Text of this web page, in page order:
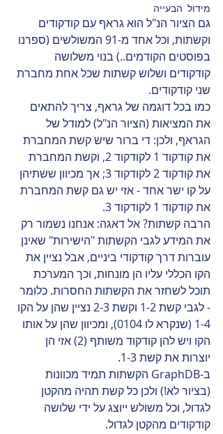
מידול הבעייה
גם הציור הנ"ל הוא גראף עם קודקודים
וקשתות, וכל אחד מ-91 המשולשים (ספרנו
בפוסטים הקודמים..) בנוי משלושה
קודקודים ושלוש קשתות שכל אחת מחברת
שני קודקודים.
כמו בכל דוגמה של גראף, צריך להתאים
את המציאות (הציור הנ"ל) למודל של
הגראף, ולכן: די ברור שיש קשת המחברת
את קודקוד 1 לקודקוד 2, וקשת המחברת
את קודקוד 2 לקודקוד 3; אך מכיוון ששתיהן
על קו ישר אחד - אזי יש גם קשת המחברת
את קודקוד 1 לקודקוד 3.
הרבה קשתות? אל דאגה: אנחנו נשמור רק
את המידע לגבי הקשתות "הישירות" שאינן
עוברות דרך קודקודי ביניים, אבל נציין את
הקו הכללי עליו הן מונחות, וכך המערכת
תוכל לשחזר את הקשתות החסרות. כלומר
- לגבי קשת 1-2 וקשת 2-3 נציין שהן על הקו
1-4 (שנקרא לו 0104), ומכיוון שהן על אותו
הקו ויש להן קודקוד משותף (2) אזי הן
יוצרות את קשת 1-3.
ב-GraphDB הקשתות תמיד מכוונות
(בציור לא!) ולכן כל קשת תהיה מהקטן
לגדול, וכל משולש ייוצג על ידי שלושה
קודקודים מהקטן לגדול.